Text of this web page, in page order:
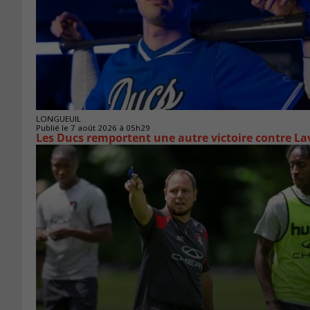
LONGUEUIL
Publié le 7 août 2026 à 05h29
Les Ducs remportent une autre victoire contre